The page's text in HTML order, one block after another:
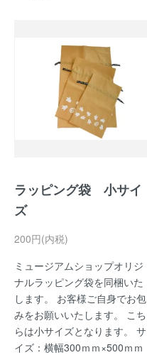
ラッピング袋 小サイ
ズ
200円(内税)
ミュージアムショップオリジ
ナルラッピング袋を同梱いた
します。 お客様ご自身でお包
みをお願いいたします。 こち
らは小サイズとなります。 サ
イズ：横幅300ｍｍ×500ｍｍ